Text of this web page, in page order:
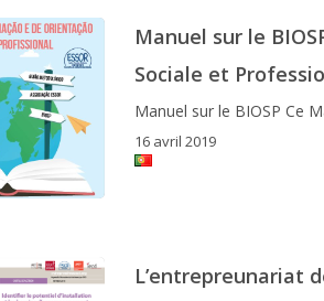
Manuel sur le
Sociale et
Manuel sur le BIOSP Ce
16 avril 2019
L’entrepreunariat